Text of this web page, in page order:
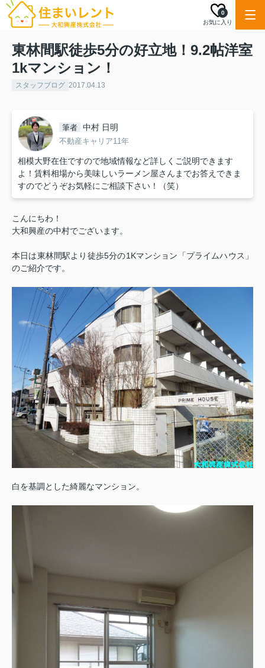
お気に入り
0
東林間駅徒歩5分の好立地！9.2帖洋室
1kマンション！
スタッフブログ 2017.04.13
筆者 中村 日明
不動産キャリア11年
相模大野在住ですので地域情報など詳しくご説明できます
よ！賃料相場から美味しいラーメン屋さんまでお答えできま
すのでどうぞお気軽にご相談下さい！（笑）
こんにちわ！
大和興産の中村でございます。
本日は東林間駅より徒歩5分の1Kマンション「プライムハウス」
のご紹介です。
白を基調とした綺麗なマンション。